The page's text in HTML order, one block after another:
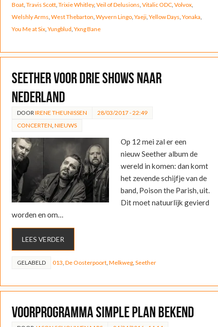
Boat, Travis Scott, Trixie Whitley, Veil of Delusions Vitalic ODC, Volvox,
Welshly Arms West Thebarton Wyvern Lingo, Yaeji, Yellow Days Yonaka
You Me at Six, Yungblud Yxng Bane
Seether voor drie shows naar
Nederland
DOOR IRENE THEUNISSEN
28/03/2017 - 22:49
CONCERTEN NIEUWS
Op 12 mei zal er een
nieuw Seether album de
wereld in komen: dan komt
het zevende schijfje van de
band, Poison the Parish, uit.
Dit moet natuurlijk gevierd
worden en om…
LEES VERDER
GELABELD 013 De Oosterpoort, Melkweg, Seether
Voorprogramma Simple Plan bekend